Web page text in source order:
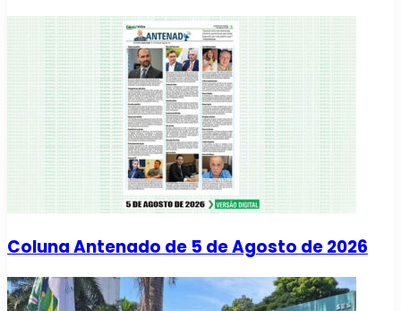
Coluna Antenado de 5 de Agosto de 2026